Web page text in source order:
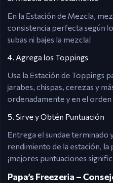
En la Estación de Mezcla,
consistencia perfecta según
subas ni bajes la mezcla!
4. Agrega los Toppings
Usa la Estación de Toppings
jarabes, chispas, cerezas y
ordenadamente y en el
5. Sirve y Obtén Puntuación
Entrega el sundae terminado
rendimiento de la estación, la
¡mejores puntuaciones
Papa’s Freezeria –